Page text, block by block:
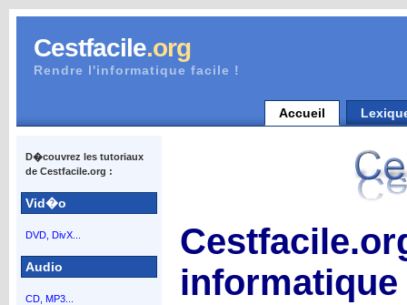
Cestfacile.org
Rendre l'informatique facile !
Accueil
D�couvrez les tutoriaux
de Cestfacile.org :
Vid�o
DVD, DivX...
Audio
CD, MP3...
informatique